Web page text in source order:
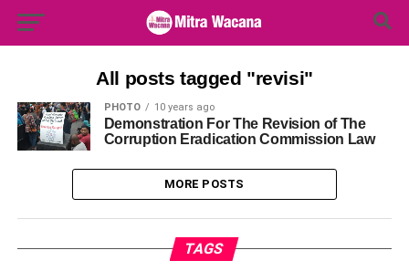
for:
All posts tagged "revisi"
PHOTO 10 years ago
Demonstration For The Revision of The
Corruption Eradication Commission Law
MORE POSTS
TAGS